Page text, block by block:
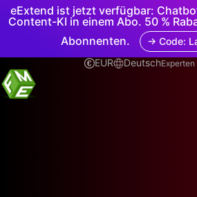
eExtend ist jetzt verfügbar:
Content-KI in einem Abo. 50 %
Abonnenten.
→ Code:
EUR
Deutsch